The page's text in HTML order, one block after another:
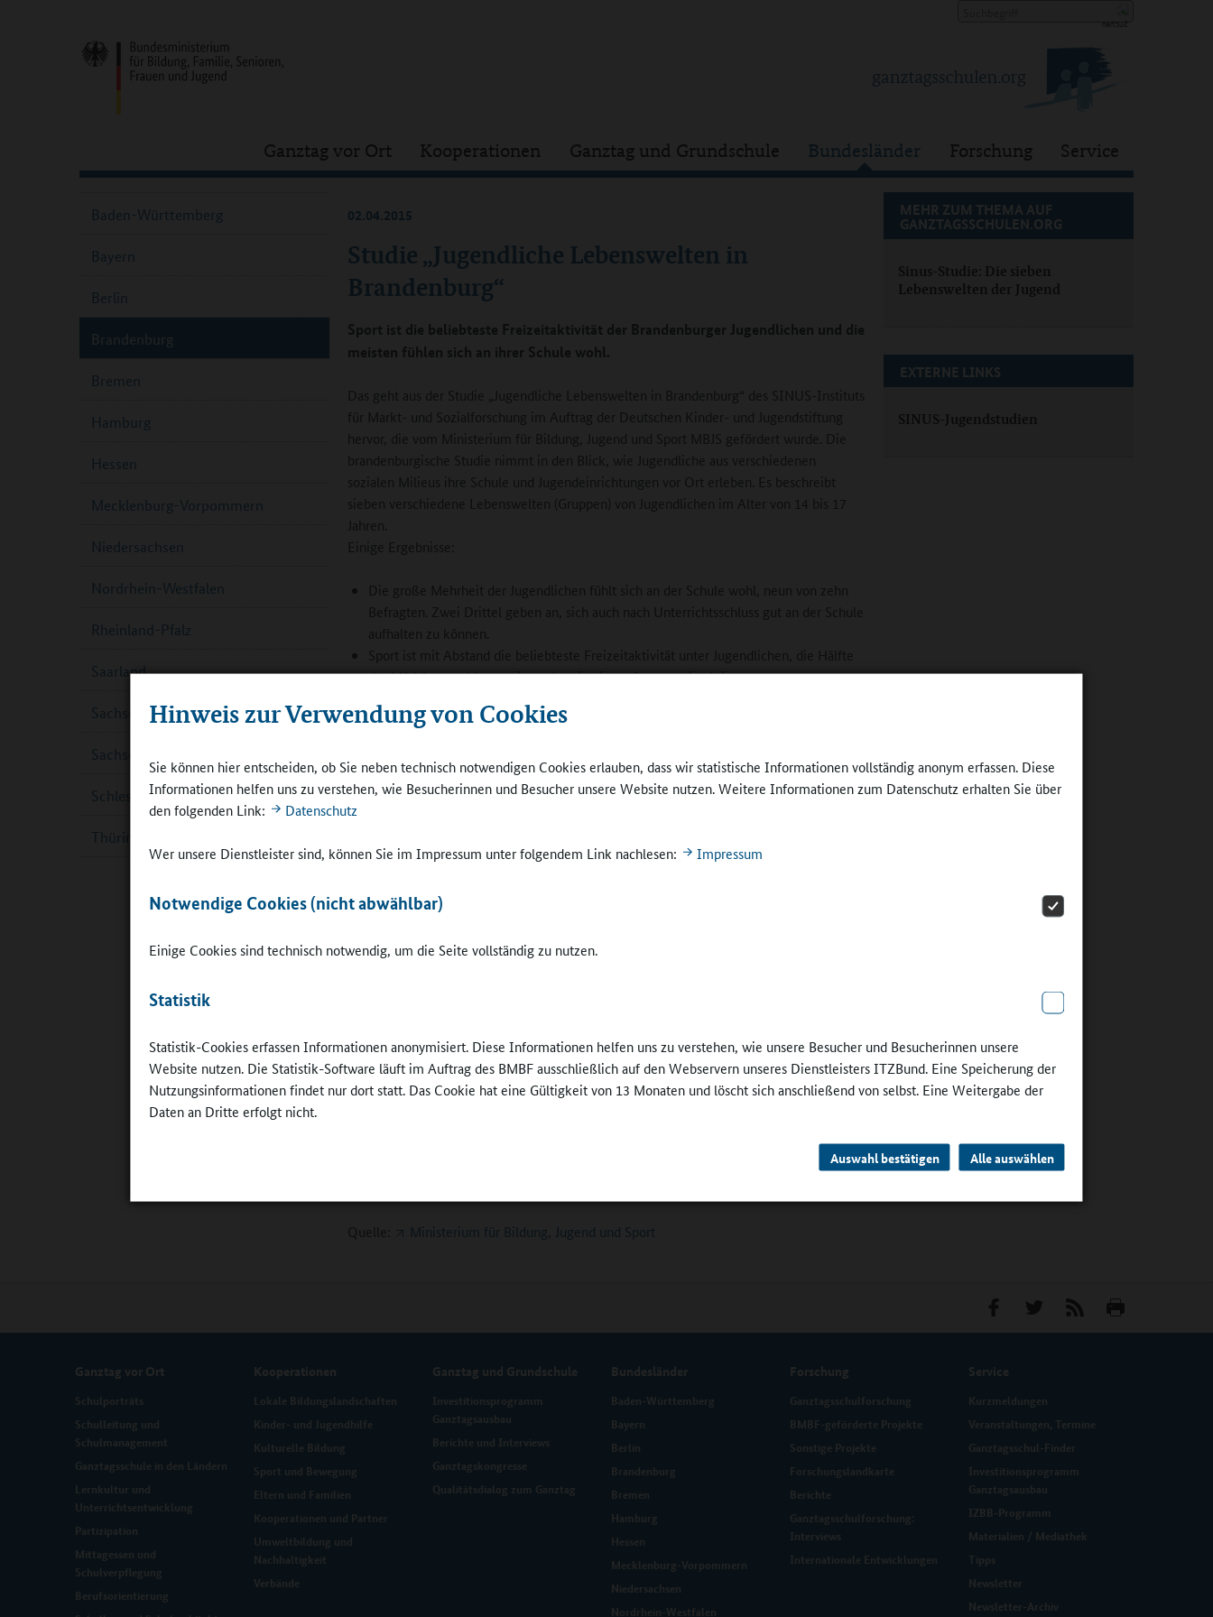
Hinweis zur Verwendung von Cookies
Sie können hier entscheiden, ob Sie neben technisch notwendigen Cookies erlauben, dass wir statistische Informationen vollständig anonym erfassen. Diese
Informationen helfen uns zu verstehen, wie Besucherinnen und Besucher unsere Website nutzen. Weitere Informationen zum Datenschutz erhalten Sie über
den folgenden Link:
Datenschutz
Wer unsere Dienstleister sind, können Sie im Impressum unter folgendem Link nachlesen: Impressum
Notwendige Cookies (nicht abwählbar)
Einige Cookies sind technisch notwendig, um die Seite vollständig zu nutzen.
Statistik
Statistik-Cookies erfassen Informationen anonymisiert. Diese Informationen helfen uns zu verstehen, wie unsere Besucher und Besucherinnen unsere
Website nutzen. Die Statistik-Software läuft im Auftrag des BMBF ausschließlich auf den Webservern unseres Dienstleisters ITZBund. Eine Speicherung der
Nutzungsinformationen findet nur dort statt. Das Cookie hat eine Gültigkeit von 13 Monaten und löscht sich anschließend von selbst. Eine Weitergabe der
Daten an Dritte erfolgt nicht.
Auswahl bestätigen Alle auswählen
Ganztag vor Ort Kooperationen Ganztag und Grundschule Bundesländer Forschung Service
Studie „Jugendliche Lebenswelten in
Brandenburg“
02.04.2015
Sport ist die beliebteste Freizeitaktivität der Brandenburger Jugendlichen und die
meisten fühlen sich an ihrer Schule wohl.
Das geht aus der Studie „Jugendliche Lebenswelten in Brandenburg“ des SINUS-Instituts
für Markt- und Sozialforschung im Auftrag der Deutschen Kinder- und Jugendstiftung
hervor, die vom Ministerium für Bildung, Jugend und Sport MBJS gefördert wurde. Die
brandenburgische Studie nimmt in den Blick, wie Jugendliche aus verschiedenen
sozialen Milieus ihre Schule und Jugendeinrichtungen vor Ort erleben. Es beschreibt
sieben verschiedene Lebenswelten (Gruppen) von Jugendlichen im Alter von 14 bis 17
Jahren.
Einige Ergebnisse:
Die große Mehrheit der Jugendlichen fühlt sich an der Schule wohl, neun von zehn
Befragten. Zwei Drittel geben an, sich auch nach Unterrichtsschluss gut an der Schule
aufhalten zu können.
Sport ist mit Abstand die beliebteste Freizeitaktivität unter Jugendlichen, die Hälfte
der Mädchen und Jungen ist zudem in einem Sportverein aktiv.
nur ein bis zwei Prozent der Befragten. Weniger als die Hälfte der Jugendlichen
28 Prozent der brandenburgischen Jugendlichen möchten in der Region bleiben, 72
Prozent zieht es hingegen weg. Immerhin 52 Prozent halten sich die Option offen,
(Landkreis Oder-Spree) sowie Königs Wusterhausen und Lübben (Landkreis Dahme-
Landkreise haben ein besonderes Interesse an der Implementierung des Lebenswelten-
Studie statt.
könnten zur Überprüfung des eigenen Handelns führen, wie z.B. beim Profil und den
Angeboten von Jugendarbeit.
Studien nach dem Modell der der Sinus-Milieus durch, darunter die Jugendstudie „Wie
Quelle: Ministerium für Bildung, Jugend und Sport
MEHR ZUM THEMA AUF
GANZTAGSSCHULEN.ORG
Sinus-Studie: Die sieben
Lebenswelten der Jugend
EXTERNE LINKS
SINUS-Jugendstudien
Baden-Württemberg
Bayern
Berlin
Brandenburg
Bremen
Hamburg
Hessen
Mecklenburg-Vorpommern
Niedersachsen
Nordrhein-Westfalen
Rheinland-Pfalz
Saarland
Sachsen
Sachsen-Anhalt
Schleswig-Holstein
Thüringen
Ganztag vor Ort
Schulporträts
Schulleitung und
Schulmanagement
Ganztagsschule in den Ländern
Lernkultur und
Unterrichtsentwicklung
Partizipation
Mittagessen und
Schulverpflegung
Berufsorientierung
Kooperationen
Lokale Bildungslandschaften
Kinder- und Jugendhilfe
Kulturelle Bildung
Sport und Bewegung
Eltern und Familien
Kooperationen und Partner
Umweltbildung und
Nachhaltigkeit
Verbände
Ganztag und Grundschule
Investitionsprogramm
Ganztagsausbau
Berichte und Interviews
Ganztagskongresse
Qualitätsdialog zum Ganztag
Bundesländer
Baden-Württemberg
Bayern
Berlin
Brandenburg
Bremen
Hamburg
Hessen
Mecklenburg-Vorpommern
Niedersachsen
Nordrhein-Westfalen
Forschung
Ganztagsschulforschung
BMBF-geförderte Projekte
Sonstige Projekte
Forschungslandkarte
Berichte
Ganztagsschulforschung:
Interviews
Internationale Entwicklungen
Service
Kurzmeldungen
Veranstaltungen, Termine
Ganztagsschul-Finder
Investitionsprogramm
Ganztagsausbau
IZBB-Programm
Materialien / Mediathek
Tipps
Newsletter
Newsletter-Archiv